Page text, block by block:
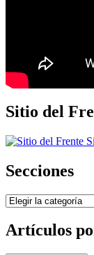
Sitio del
Secciones
Secciones
Artículos